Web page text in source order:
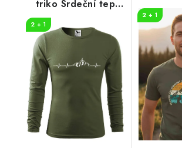
triko Srdeční tep
2 + 1
2 + 1